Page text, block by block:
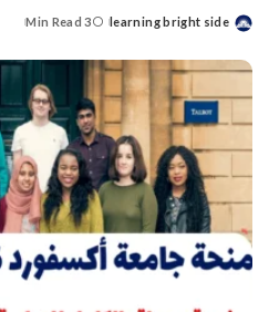
Posted
learning bright side
3 Min Read